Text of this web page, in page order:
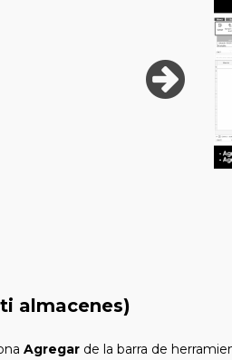
almacenes)
Agregar de la barra de